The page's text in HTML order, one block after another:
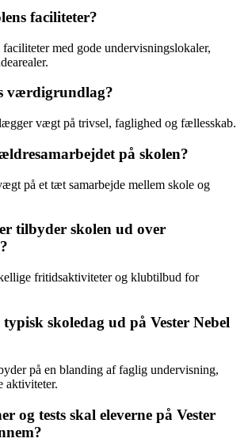
faciliteter?
med gode undervisningslokaler,
værdigrundlag?
vægt på trivsel, faglighed og fællesskab.
på skolen?
på et tæt samarbejde mellem skole og
tilbyder skolen ud over
fritidsaktiviteter og klubtilbud for
skoledag ud på Vester Nebel
på en blanding af faglig undervisning,
aktiviteter.
og tests skal eleverne på Vester